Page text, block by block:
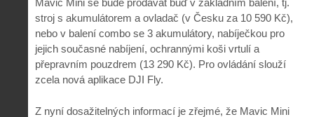
Mavic Mini se bude prodávat buď v základním balení, tj.
stroj s akumulátorem a ovladač (v Česku za 10 590 Kč),
nebo v balení combo se 3 akumulátory, nabíječkou pro
jejich současné nabíjení, ochrannými koši vrtulí a
přepravním pouzdrem (13 290 Kč). Pro ovládání slouží
zcela nová aplikace DJI Fly.
Z nyní dosažitelných informací je zřejmé, že Mavic Mini